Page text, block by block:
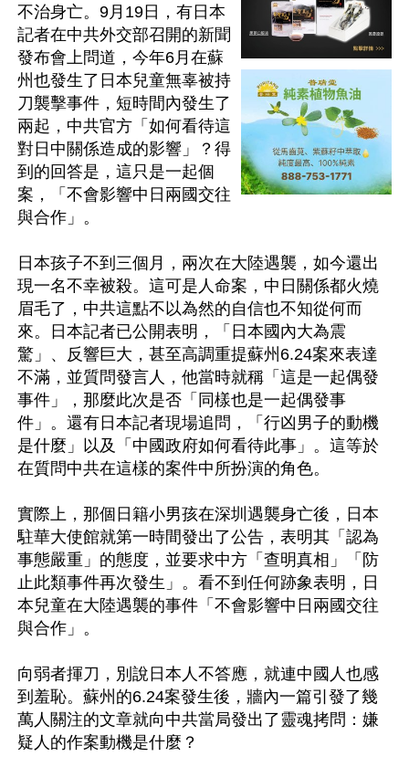
不治身亡。9月19日，有日本
記者在中共外交部召開的新聞
發布會上問道，今年6月在蘇
州也發生了日本兒童無辜被持
刀襲擊事件，短時間內發生了
兩起，中共官方「如何看待這
對日中關係造成的影響」？得
到的回答是，這只是一起個
案，「不會影響中日兩國交往
與合作」。
日本孩子不到三個月，兩次在大陸遇襲，如今還出
現一名不幸被殺。這可是人命案，中日關係都火燒
眉毛了，中共這點不以為然的自信也不知從何而
來。日本記者已公開表明，「日本國內大為震
驚」、反響巨大，甚至高調重提蘇州6.24案來表達
不滿，並質問發言人，他當時就稱「這是一起偶發
事件」，那麼此次是否「同樣也是一起偶發事
件」。還有日本記者現場追問，「行凶男子的動機
是什麼」以及「中國政府如何看待此事」。這等於
在質問中共在這樣的案件中所扮演的角色。
實際上，那個日籍小男孩在深圳遇襲身亡後，日本
駐華大使館就第一時間發出了公告，表明其「認為
事態嚴重」的態度，並要求中方「查明真相」「防
止此類事件再次發生」。看不到任何跡象表明，日
本兒童在大陸遇襲的事件「不會影響中日兩國交往
與合作」。
向弱者揮刀，別說日本人不答應，就連中國人也感
到羞恥。蘇州的6.24案發生後，牆內一篇引發了幾
萬人關注的文章就向中共當局發出了靈魂拷問：嫌
疑人的作案動機是什麼？